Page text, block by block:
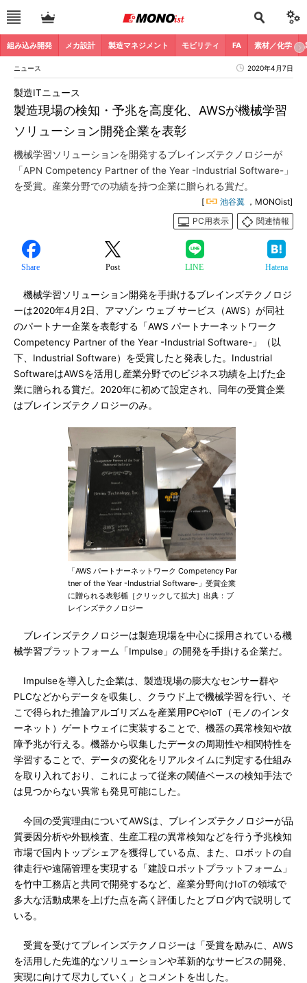
組み込み開発 メカ設計 製造マネジメント モビリティ FA 素材／化学
ニュース 2020年4月7日
製造現場の検知・予兆を高度化、AWSが機械学習
ソリューション開発企業を表彰
製造ITニュース
機械学習ソリューションを開発するブレインズテクノロジーが
「APN Competency Partner of the Year -Industrial Software-」
を受賞。産業分野での功績を持つ企業に贈られる賞だ。
[ 池谷翼 ，MONOist]
PC用表示
関連情報
Share Post LINE Hatena
機械学習ソリューション開発を手掛けるブレインズテクノロジ
ーは2020年4月2日、アマゾン ウェブ サービス（AWS）が同社
のパートナー企業を表彰する「AWS パートナーネットワーク
Competency Partner of the Year -Industrial Software-」（以
下、Industrial Software）を受賞したと発表した。Industrial
SoftwareはAWSを活用し産業分野でのビジネス功績を上げた企
業に贈られる賞だ。2020年に初めて設定され、同年の受賞企業
はブレインズテクノロジーのみ。
「AWS パートナーネットワーク Competency Par
tner of the Year -Industrial Software-」受賞企業
に贈られる表彰楯［クリックして拡大］出典：ブ
レインズテクノロジー
ブレインズテクノロジーは製造現場を中心に採用されている機
械学習プラットフォーム「Impulse」の開発を手掛ける企業だ。
Impulseを導入した企業は、製造現場の膨大なセンサー群や
PLCなどからデータを収集し、クラウド上で機械学習を行い、そ
こで得られた推論アルゴリズムを産業用PCやIoT（モノのインタ
ーネット）ゲートウェイに実装することで、機器の異常検知や故
障予兆が行える。機器から収集したデータの周期性や相関特性を
学習することで、データの変化をリアルタイムに判定する仕組み
を取り入れており、これによって従来の閾値ベースの検知手法で
は見つからない異常も発見可能にした。
今回の受賞理由についてAWSは、ブレインズテクノロジーが品
質要因分析や外観検査、生産工程の異常検知などを行う予兆検知
市場で国内トップシェアを獲得している点、また、ロボットの自
律走行や遠隔管理を実現する「建設ロボットプラットフォーム」
を竹中工務店と共同で開発するなど、産業分野向けIoTの領域で
多大な活動成果を上げた点を高く評価したとブログ内で説明して
いる。
受賞を受けてブレインズテクノロジーは「受賞を励みに、AWS
を活用した先進的なソリューションや革新的なサービスの開発、
実現に向けて尽力していく」とコメントを出した。